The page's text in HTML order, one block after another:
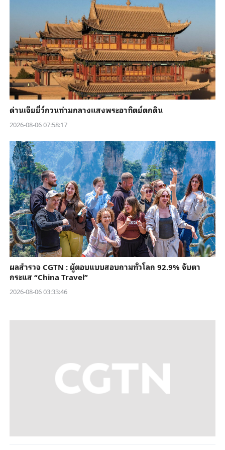
ด่านเจียยี่ว์กวนท่ามกลางแสงพระอาทิตย์ตกดิน
2026-08-06 07:58:17
ผลสำรวจ CGTN : ผู้ตอบแบบสอบถามทั่วโลก 92.9% จับตา
กระแส “China Travel”
2026-08-06 03:33:46